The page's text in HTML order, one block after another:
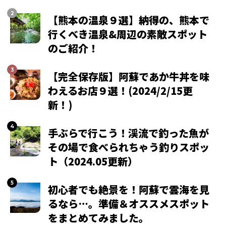
【熊本の温泉９選】納得の、熊本で
行くべき温泉&周辺の素敵スポット
のご紹介！
【完全保存版】阿蘇であか牛丼を味
わえるお店９選！(2024/2/15更
新！)
手ぶらで行こう！渓流で釣った魚が
その場で食べられちゃう釣りスポッ
ト（2024.05更新）
初心者でも絶景を！阿蘇で雲海を見
るなら…。準備＆オススメスポット
をまとめてみました。